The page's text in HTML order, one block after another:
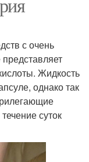
с очень
Жидкость
однако так
суток